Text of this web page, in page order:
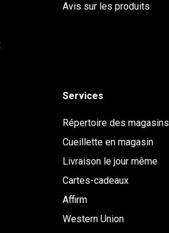
Avis sur les produits
Services
Répertoire des magasins
Cueillette en magasin
Livraison le jour même
Cartes-cadeaux
Affirm
Western Union